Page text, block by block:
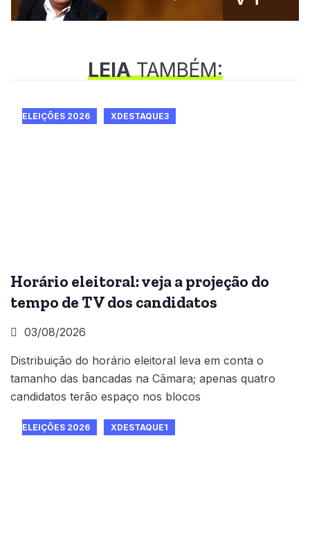
LEIATAMBÉM:
ELEIÇÕES 2026 XDESTAQUE3
Horário eleitoral: veja a projeção do
tempo de TV dos candidatos
03/08/2026
Distribuição do horário eleitoral leva em conta o
tamanho das bancadas na Câmara; apenas quatro
candidatos terão espaço nos blocos
ELEIÇÕES 2026 XDESTAQUE1